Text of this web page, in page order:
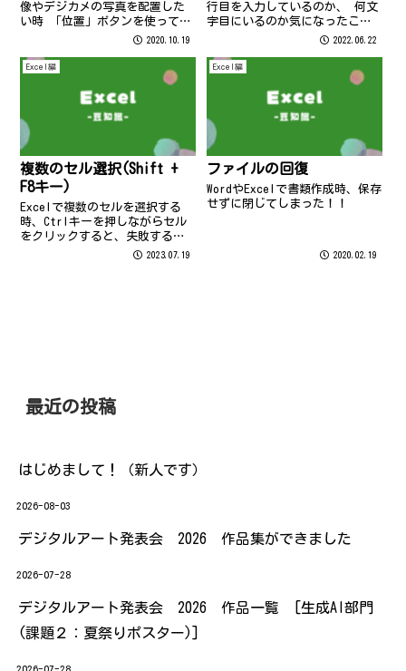
像やデジカメの写真を配置した
い時 「位置」ボタンを使ってみ
てはいかがですか？ （１）「挿
ン画像」 （２）「図の形式タ
ブ」-「位置」ボタンから画像の
配置場所を選んでクリック
2020.10.19
行目を入力しているのか、 何文
字目にいるのか気になったこと
はありませんか？ そんなときは
ができます。 （ステータスバー
は、ワード画面の一番下にあり
ますよ↓） ステータスバーにマ
ウスを合...
2022.06.22
Excel編
複数のセル選択(Shift +
F8キー)
Excelで複数のセルを選択する
時、Ctrlキーを押しながらセル
をクリックすると、失敗する時
ありませんか？複数のセルをミ
2023.07.19
Excel編
ファイルの回復
WordやExcelで書類作成時、保存
せずに閉じてしまった！！
2020.02.19
最近の投稿
はじめまして！（新人です）
2026-08-03
デジタルアート発表会 2026 作品集ができました
2026-07-28
デジタルアート発表会 2026 作品一覧 [生成AI部門
(課題２：夏祭りポスター)]
2026-07-28